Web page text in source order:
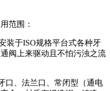
范围：
装于ISO规格平台式各种牙
阀上来驱动且不怕污浊之流
口、法兰口、常闭型（通电